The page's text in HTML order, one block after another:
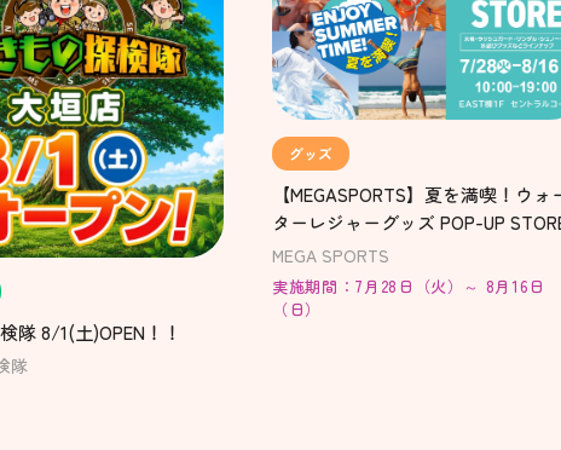
隊 8/1(土)OPEN！！
隊
グッズ
【MEGASPORTS】夏を満喫！ウォ
ターレジャーグッズ POP-UP
開催！
MEGA SPORTS
実施期間：7月28日（火）～ 8月16日
（日）